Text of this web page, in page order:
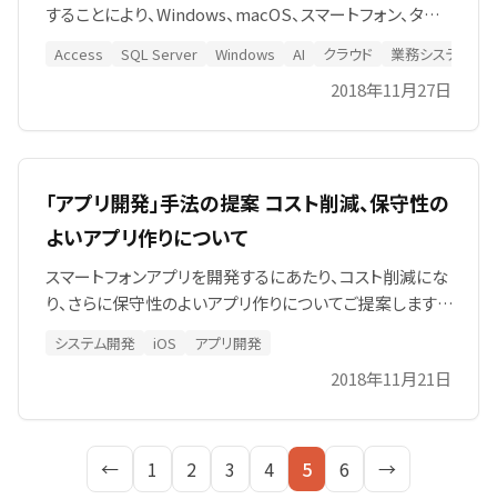
することにより、Windows、macOS、スマートフォン、タブ
イムでオフィス、現場、海外、どこでもアクセス可能になり
Access SQL Server Windows AI クラウド 業務システム
2018年11月27日
「アプリ開発」手法の提案 コスト削減、保守性の
よいアプリ作りについて
スマートフォンアプリを開発するにあたり、コスト削減にな
り、さらに保守性のよいアプリ作りについてご提案します。
イブリッド型開発で、開発スピードもアップ！
システム開発 iOS アプリ開発
2018年11月21日
← 1 2 3 4 5 6 →